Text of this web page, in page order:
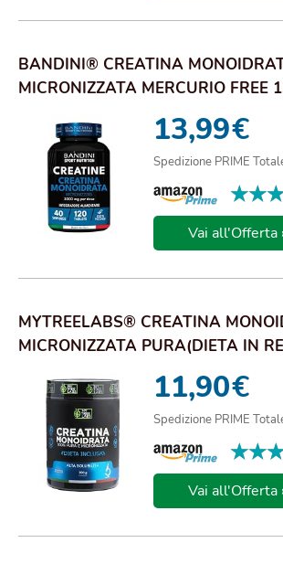
BANDINI® CREATINA
MICRONIZZATA MERCURIO FREE
13,99€
Spedizione PRIME
Vai all'Offerta
MYTREELABS® CREATINA
MICRONIZZATA PURA(DIETA IN
11,90€
Spedizione PRIME
Vai all'Offerta